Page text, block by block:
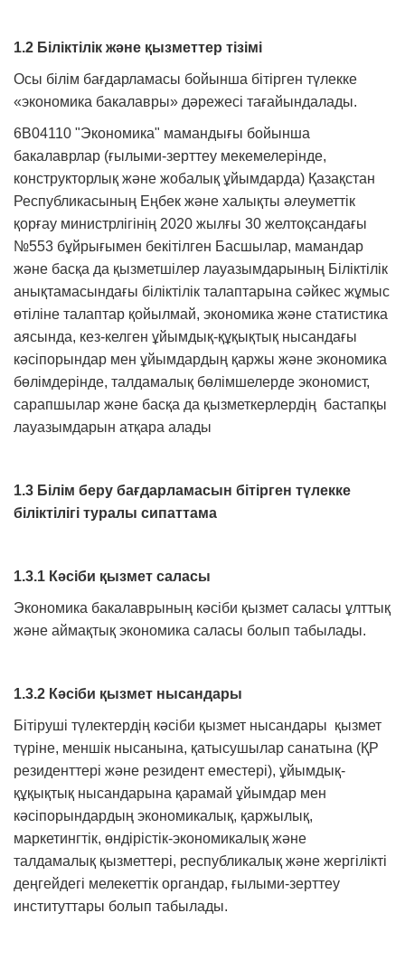
1.2 Біліктілік және қызметтер тізімі
Осы білім бағдарламасы бойынша бітірген түлекке
«экономика бакалавры» дәрежесі тағайындалады.
6В04110 "Экономика" мамандығы бойынша
бакалаврлар (ғылыми-зерттеу мекемелерінде,
конструкторлық және жобалық ұйымдарда) Қазақстан
Республикасының Еңбек және халықты әлеуметтік
қорғау министрлігінің 2020 жылғы 30 желтоқсандағы
№553 бұйрығымен бекітілген Басшылар, мамандар
және басқа да қызметшілер лауазымдарының Біліктілік
анықтамасындағы біліктілік талаптарына сәйкес жұмыс
өтіліне талаптар қойылмай, экономика және статистика
аясында, кез-келген ұйымдық-құқықтық нысандағы
кәсіпорындар мен ұйымдардың қаржы және экономика
бөлімдерінде, талдамалық бөлімшелерде экономист,
сарапшылар және басқа да қызметкерлердің бастапқы
лауазымдарын атқара алады
1.3 Білім беру бағдарламасын бітірген түлекке
біліктілігі туралы сипаттама
1.3.1 Кәсіби қызмет саласы
Экономика бакалаврының кәсіби қызмет саласы ұлттық
және аймақтық экономика саласы болып табылады.
1.3.2 Кәсіби қызмет нысандары
Бітіруші түлектердің кәсіби қызмет нысандары қызмет
түріне, меншік нысанына, қатысушылар санатына (ҚР
резиденттері және резидент еместері), ұйымдық-
құқықтық нысандарына қарамай ұйымдар мен
кәсіпорындардың экономикалық, қаржылық,
маркетингтік, өндірістік-экономикалық және
талдамалық қызметтері, республикалық және жергілікті
деңгейдегі мелекеттік органдар, ғылыми-зерттеу
институттары болып табылады.